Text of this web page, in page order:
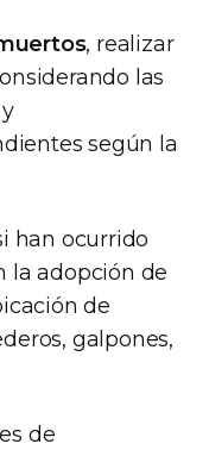
, realizar
las
según la
han ocurrido
la adopción de
de
galpones,
de